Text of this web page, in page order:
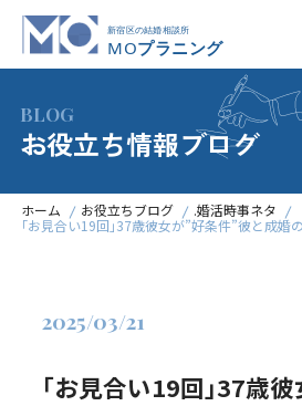
メニ
BLOG
お役立ち情報ブログ
ホーム お役立ちブログ
.婚活時事ネタ
｢お見合い19回｣37歳彼女が”好条件”彼と成婚
｢お見合い19回｣37歳
2025/03/21